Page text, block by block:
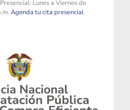
Lunes a Viernes de
Agenda tu cita presencial